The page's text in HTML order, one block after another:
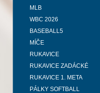
MLB
WBC 2026
BASEBALL5
MÍČE
RUKAVICE
RUKAVICE ZADÁCKÉ
RUKAVICE 1. META
PÁLKY SOFTBALL